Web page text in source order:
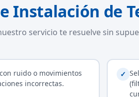
Instalación de
servicio te resuelve sin
ruido o movimientos
incorrectas.
✓